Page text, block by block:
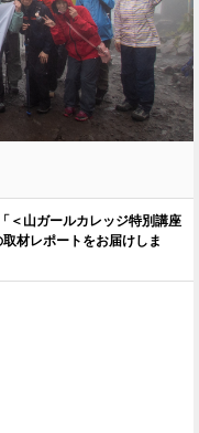
＜山ガールカレッジ特別講座
材レポートをお届けしま